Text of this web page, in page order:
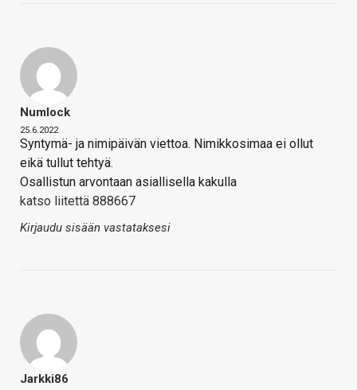
Numlock
25.6.2022
Syntymä- ja nimipäivän viettoa. Nimikkosimaa ei ollut
eikä tullut tehtyä.
Osallistun arvontaan asiallisella kakulla
katso liitettä 888667
Kirjaudu sisään vastataksesi
Jarkki86